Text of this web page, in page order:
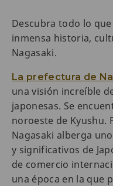
Descubra todo lo
inmensa historia,
Nagasaki.
La prefectura de
una visión increíble
japonesas. Se
noroeste de Kyushu.
Nagasaki alberga
y significativos de
de comercio
una época en la que